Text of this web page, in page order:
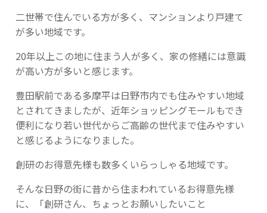
二世帯で住んでいる方が多く、マンションより戸建て
が多い地域です。
20年以上この地に住まう人が多く、家の修繕には意識
が高い方が多いと感じます。
豊田駅前である多摩平は日野市内でも住みやすい地域
とされてきましたが、近年ショッピングモールもでき
便利になり若い世代からご高齢の世代まで住みやすい
と感じるようになりました。
創研のお得意先様も数多くいらっしゃる地域です。
そんな日野の街に昔から住まわれているお得意先様
に、「創研さん、ちょっとお願いしたいこと